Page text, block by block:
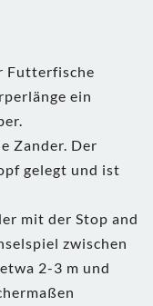
Futterfische
ein
Zander. Der
gelegt und ist
mit der Stop and
zwischen
2-3 m und